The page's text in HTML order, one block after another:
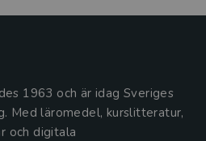
1963 och är idag Sveriges
Med läromedel, kurslitteratur,
och digitala